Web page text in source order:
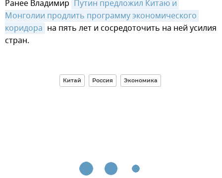
Ранее Владимир Путин предложил Китаю и
Монголии продлить программу экономического
коридора на пять лет и сосредоточить на ней усилия
стран.
Китай Россия Экономика